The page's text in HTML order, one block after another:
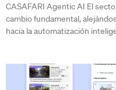
CASAFARI Agentic AI El
cambio fundamental,
hacia la automatización